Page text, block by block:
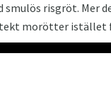
risgröt. Mer
morötter istället